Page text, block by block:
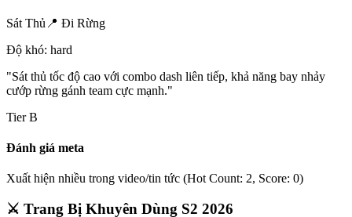
Sát Thủ 📍 Đi Rừng
Độ khó: hard
"Sát thủ tốc độ cao với combo dash liên tiếp, khả năng bay nhảy
cướp rừng gánh team cực mạnh."
TierB
Đánh giá meta
Xuất hiện nhiều trong video/tin tức (Hot Count: 2, Score: 0)
⚔️ Trang Bị Khuyên Dùng S2 2026